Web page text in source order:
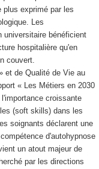
plus exprimé par les
Les
universitaire bénéficient
hospitalière qu'en
couvert.
et de Qualité de Vie au
« Les Métiers en 2030
croissante
(soft skills) dans les
soignants déclarent une
d'autohypnose
un atout majeur de
par les directions